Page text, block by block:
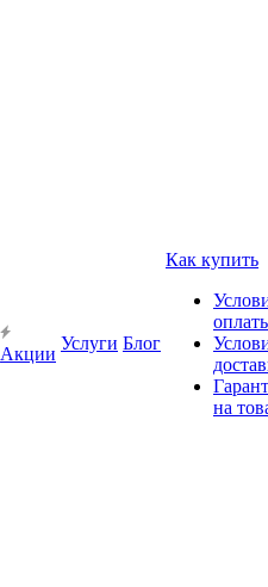
Акции
Услуги Блог
Как купить
на